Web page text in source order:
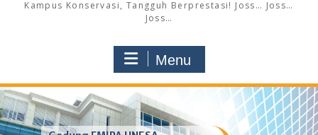
Kampus Konservasi, Tangguh Berprestasi! Joss… Joss…
Joss…
Menu